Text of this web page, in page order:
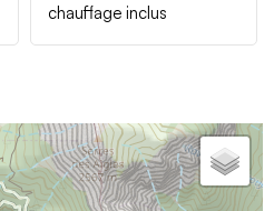
chauffage inclus